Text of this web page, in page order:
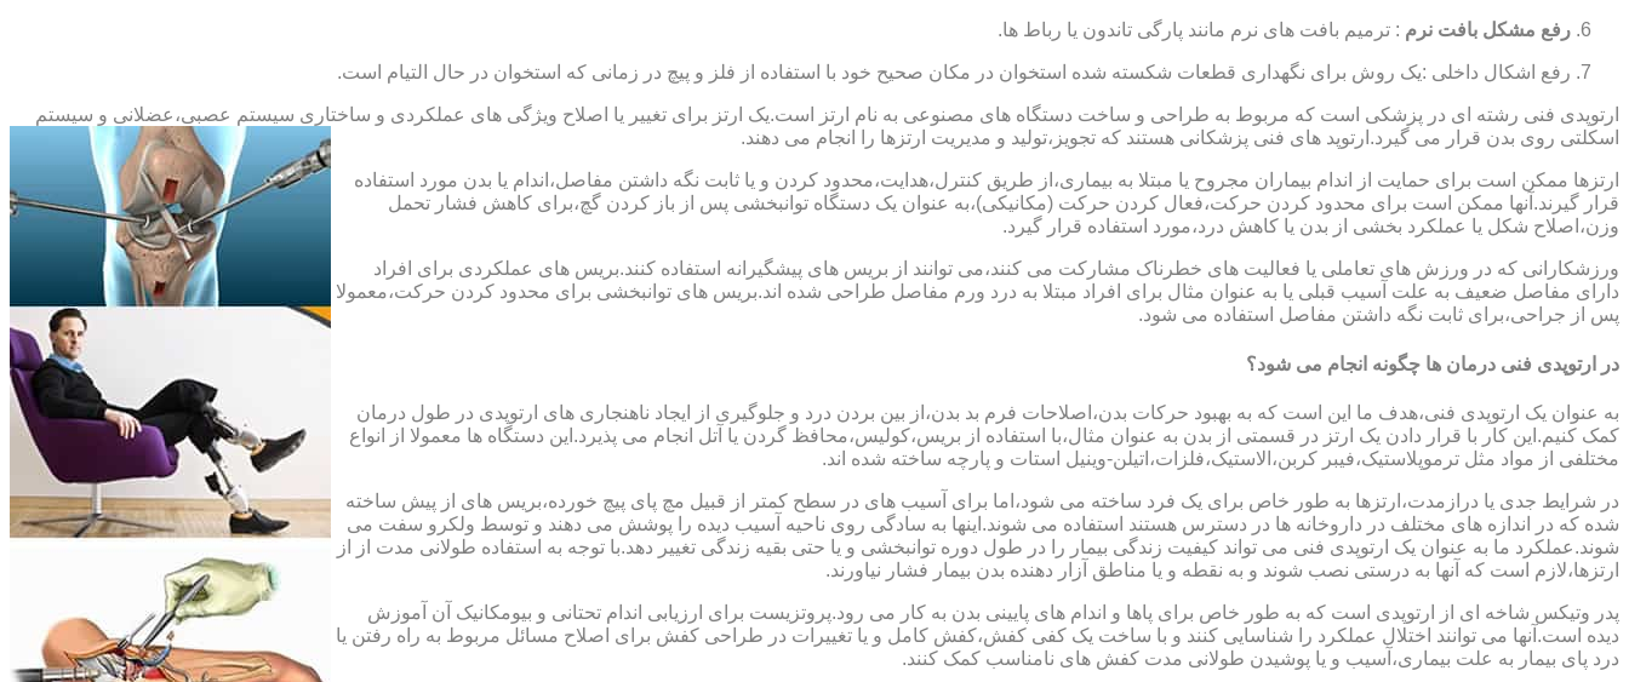
رفع مشکل بافت نرم : ترمیم بافت های نرم مانند پارگی تاندون یا رباط ها.
رفع اشکال داخلی :یک روش برای نگهداری قطعات شکسته شده استخوان در مکان صحیح خود با استفاده از فلز و پیچ در زمانی که استخوان در حال التیام است.
ارتوپدی فنی رشته ای در پزشکی است که مربوط به طراحی و ساخت دستگاه های مصنوعی به نام ارتز است.یک ارتز برای تغییر یا اصلاح ویژگی های عملکردی و ساختاری سیستم عصبی،عضلانی و سیستم
اسکلتی روی بدن قرار می گیرد.ارتوپد های فنی پزشکانی هستند که تجویز،تولید و مدیریت ارتزها را انجام می دهند.
ارتزها ممکن است برای حمایت از اندام بیماران مجروح یا مبتلا به بیماری،از طریق کنترل،هدایت،محدود کردن و یا ثابت نگه داشتن مفاصل،اندام یا بدن مورد استفاده
قرار گیرند.آنها ممکن است برای محدود کردن حرکت،فعال کردن حرکت (مکانیکی)،به عنوان یک دستگاه توانبخشی پس از باز کردن گچ،برای کاهش فشار تحمل
وزن،اصلاح شکل یا عملکرد بخشی از بدن یا کاهش درد،مورد استفاده قرار گیرد.
ورزشکارانی که در ورزش های تعاملی یا فعالیت های خطرناک مشارکت می کنند،می توانند از بریس های پیشگیرانه استفاده کنند.بریس های عملکردی برای افراد
دارای مفاصل ضعیف به علت آسیب قبلی یا به عنوان مثال برای افراد مبتلا به درد ورم مفاصل طراحی شده اند.بریس های توانبخشی برای محدود کردن حرکت،معمولا
پس از جراحی،برای ثابت نگه داشتن مفاصل استفاده می شود.
در ارتوپدی فنی درمان ها چگونه انجام می شود؟
به عنوان یک ارتوپدی فنی،هدف ما این است که به بهبود حرکات بدن،اصلاحات فرم بد بدن،از بین بردن درد و جلوگیری از ایجاد ناهنجاری های ارتوپدی در طول درمان
کمک کنیم.این کار با قرار دادن یک ارتز در قسمتی از بدن به عنوان مثال،با استفاده از بریس،کولیس،محافظ گردن یا آتل انجام می پذیرد.این دستگاه ها معمولا از انواع
مختلفی از مواد مثل ترموپلاستیک،فیبر کربن،الاستیک،فلزات،اتیلن-وینیل استات و پارچه ساخته شده اند.
در شرایط جدی یا درازمدت،ارتزها به طور خاص برای یک فرد ساخته می شود،اما برای آسیب های در سطح کمتر از قبیل مچ پای پیچ خورده،بریس های از پیش ساخته
شده که در اندازه های مختلف در داروخانه ها در دسترس هستند استفاده می شوند.اینها به سادگی روی ناحیه آسیب دیده را پوشش می دهند و توسط ولکرو سفت می
شوند.عملکرد ما به عنوان یک ارتوپدی فنی می تواند کیفیت زندگی بیمار را در طول دوره توانبخشی و یا حتی بقیه زندگی تغییر دهد.با توجه به استفاده طولانی مدت از از
ارتزها،لازم است که آنها به درستی نصب شوند و به نقطه و یا مناطق آزار دهنده بدن بیمار فشار نیاورند.
پدر وتیکس شاخه ای از ارتوپدی است که به طور خاص برای پاها و اندام های پایینی بدن به کار می رود.پروتزیست برای ارزیابی اندام تحتانی و بیومکانیک آن آموزش
دیده است.آنها می توانند اختلال عملکرد را شناسایی کنند و با ساخت یک کفی کفش،کفش کامل و یا تغییرات در طراحی کفش برای اصلاح مسائل مربوط به راه رفتن یا
درد پای بیمار به علت بیماری،آسیب و یا پوشیدن طولانی مدت کفش های نامناسب کمک کنند.